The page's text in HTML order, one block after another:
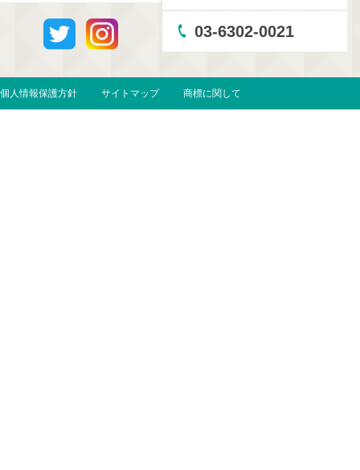
03-6302-0021
個人情報保護方針 サイトマップ 商標に関して